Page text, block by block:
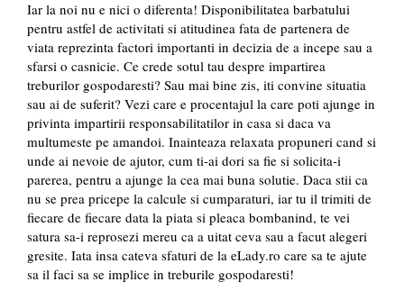
Iar la noi nu e nici o diferenta! Disponibilitatea barbatului
pentru astfel de activitati si atitudinea fata de partenera de
viata reprezinta factori importanti in decizia de a incepe sau a
sfarsi o casnicie. Ce crede sotul tau despre impartirea
treburilor gospodaresti? Sau mai bine zis, iti convine situatia
sau ai de suferit? Vezi care e procentajul la care poti ajunge in
privinta impartirii responsabilitatilor in casa si daca va
multumeste pe amandoi. Inainteaza relaxata propuneri cand si
unde ai nevoie de ajutor, cum ti-ai dori sa fie si solicita-i
parerea, pentru a ajunge la cea mai buna solutie. Daca stii ca
nu se prea pricepe la calcule si cumparaturi, iar tu il trimiti de
fiecare de fiecare data la piata si pleaca bombanind, te vei
satura sa-i reprosezi mereu ca a uitat ceva sau a facut alegeri
gresite. Iata insa cateva sfaturi de la eLady.ro care sa te ajute
sa il faci sa se implice in treburile gospodaresti!